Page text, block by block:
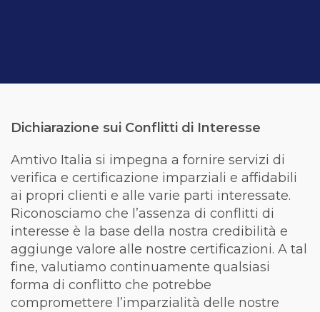
Dichiarazione sui Conflitti di Interesse
Amtivo Italia si impegna a fornire servizi di
verifica e certificazione imparziali e affidabili
ai propri clienti e alle varie parti interessate.
Riconosciamo che l’assenza di conflitti di
interesse è la base della nostra credibilità e
aggiunge valore alle nostre certificazioni. A tal
fine, valutiamo continuamente qualsiasi
forma di conflitto che potrebbe
compromettere l’imparzialità delle nostre